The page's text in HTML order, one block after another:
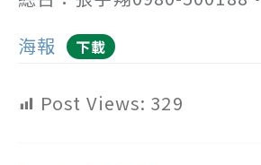
海報
下載
Post Views: 329